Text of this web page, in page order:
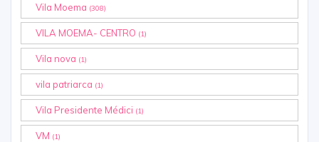
Vila Moema (308)
VILA MOEMA- CENTRO (1)
Vila nova (1)
vila patriarca (1)
Vila Presidente Médici (1)
VM (1)